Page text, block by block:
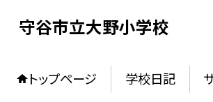
守谷市立大野小学校
トップページ 学校日記